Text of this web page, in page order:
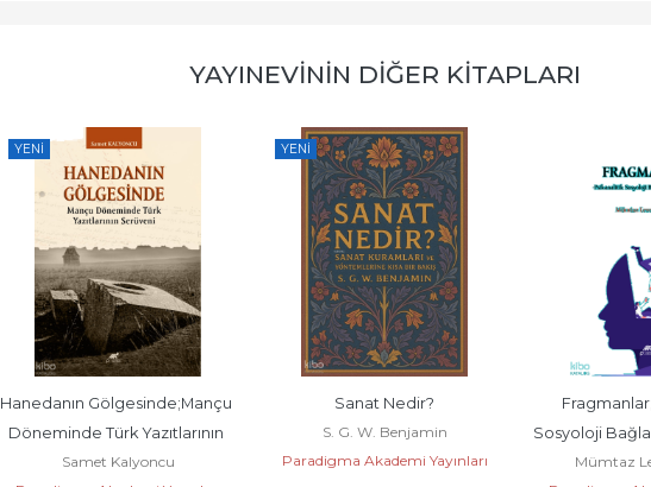
YAYINEVININ DIĞER KITAPLARI
YENI
Hanedanın Gölgesinde;Mançu
Döneminde Türk Yazıtlarının
Serüveni
Samet Kalyoncu
YENI
Sanat Nedir?
S. G. W. Benjamin
Paradigma Akademi Yayınları
Sosyoloji
Mümtaz